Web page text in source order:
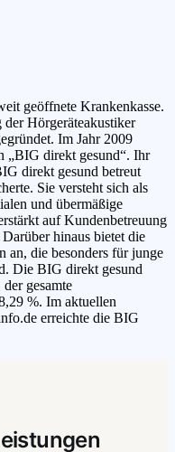
geöffnete Krankenkasse.
Hörgeräteakustiker
Im Jahr 2009
„BIG direkt gesund“. Ihr
direkt gesund betreut
Sie versteht sich als
und übermäßige
auf Kundenbetreuung
hinaus bietet die
an, die besonders für junge
Die BIG direkt gesund
gesamte
%. Im aktuellen
erreichte die BIG